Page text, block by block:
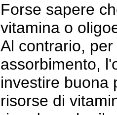
Forse sapere
vitamina o
Al contrario,
assorbimento,
investire buona
risorse di